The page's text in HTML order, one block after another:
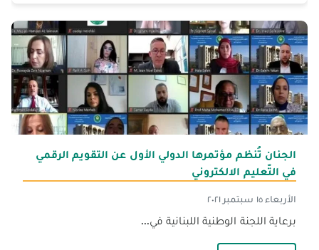
الجنان تُنظم مؤتمرها الدولي الأول عن التقويم الرقمي
في التّعليم الالكتروني
الأربعاء ١٥ سبتمبر ٢٠٢١
برعاية اللجنة الوطنية اللبنانية في...